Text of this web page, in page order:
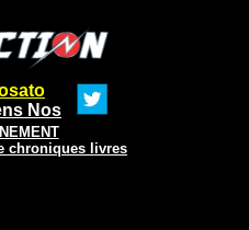
Nos
chroniques livres